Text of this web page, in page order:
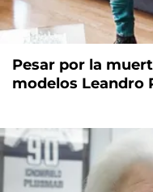
Pesar por la
modelos Leandro